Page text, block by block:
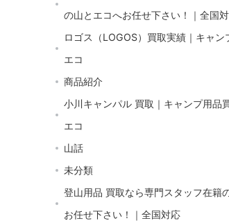
の山とエコへお任せ下さい！｜全国
ロゴス（LOGOS）買取実績｜キャン
エコ
商品紹介
小川キャンパル 買取｜キャンプ用品
エコ
山話
未分類
登山用品 買取なら専門スタッフ在籍
お任せ下さい！｜全国対応